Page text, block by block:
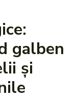
galben
și